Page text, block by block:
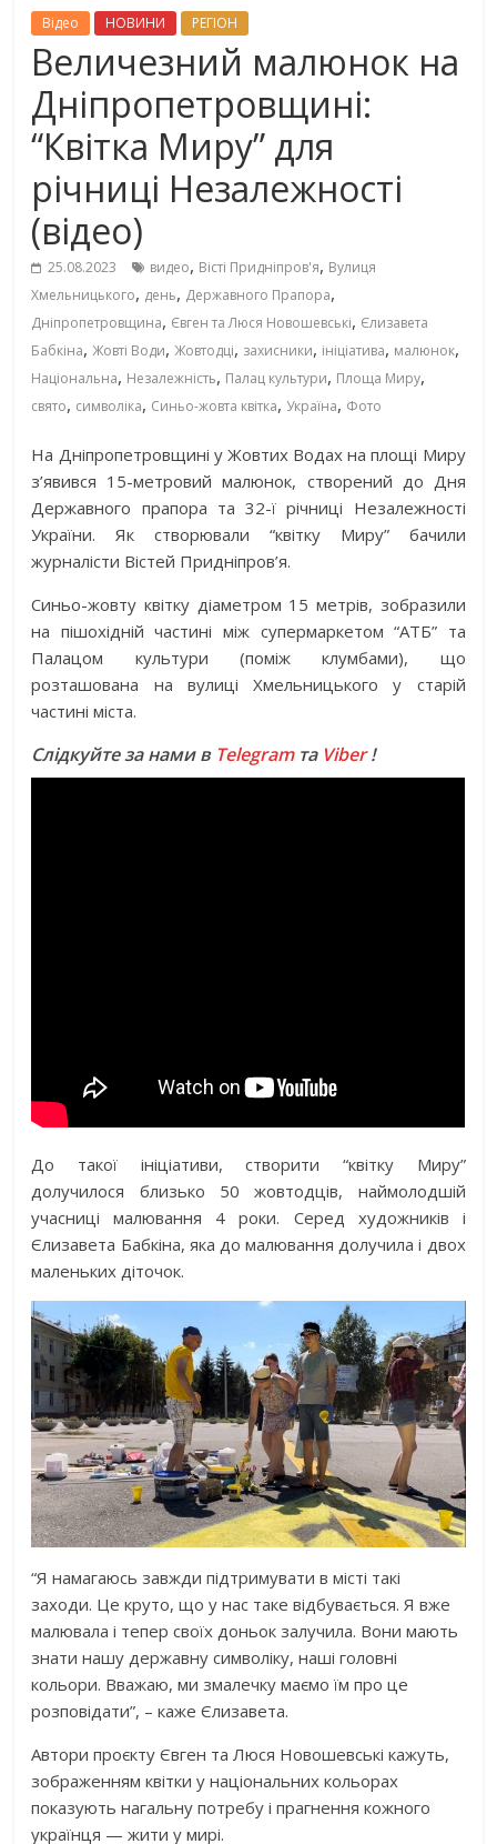
Вiдео НОВИНИ РЕГІОН
Величезний малюнок на
Дніпропетровщині:
“Квітка Миру” для
річниці Незалежності
(відео)
25.08.2023 видео, Вісті Придніпров'я, Вулиця
Хмельницького, день, Державного Прапора,
Дніпропетровщина, Євген та Люся Новошевські, Єлизавета
Бабкіна,Жовті Води,Жовтодці, захисники, ініціатива, малюнок,
Національна, Незалежність, Палац культури, Площа Миру,
свято, символіка, Синьо-жовта квітка, Україна, Фото
На Дніпропетровщині у Жовтих Водах на площі Миру
з’явився 15-метровий малюнок, створений до Дня
Державного прапора та 32-ї річниці Незалежності
України. Як створювали “квітку Миру” бачили
журналісти Вістей Придніпров’я.
Синьо-жовту квітку діаметром 15 метрів, зобразили
на пішохідній частині між супермаркетом “АТБ” та
Палацом культури (поміж клумбами), що
розташована на вулиці Хмельницького у старій
частині міста.
Слідкуйте за нами в Telegramта Viber!
До такої ініціативи, створити “квітку Миру”
долучилося близько 50 жовтодців, наймолодшій
учасниці малювання 4 роки. Серед художників і
Єлизавета Бабкіна, яка до малювання долучила і двох
маленьких діточок.
“Я намагаюсь завжди підтримувати в місті такі
заходи. Це круто, що у нас таке відбувається. Я вже
малювала і тепер своїх доньок залучила. Вони мають
знати нашу державну символіку, наші головні
кольори. Вважаю, ми змалечку маємо їм про це
розповідати”, – каже Єлизавета.
Автори проєкту Євген та Люся Новошевські кажуть,
зображенням квітки у національних кольорах
показують нагальну потребу і прагнення кожного
українця — жити у мирі.